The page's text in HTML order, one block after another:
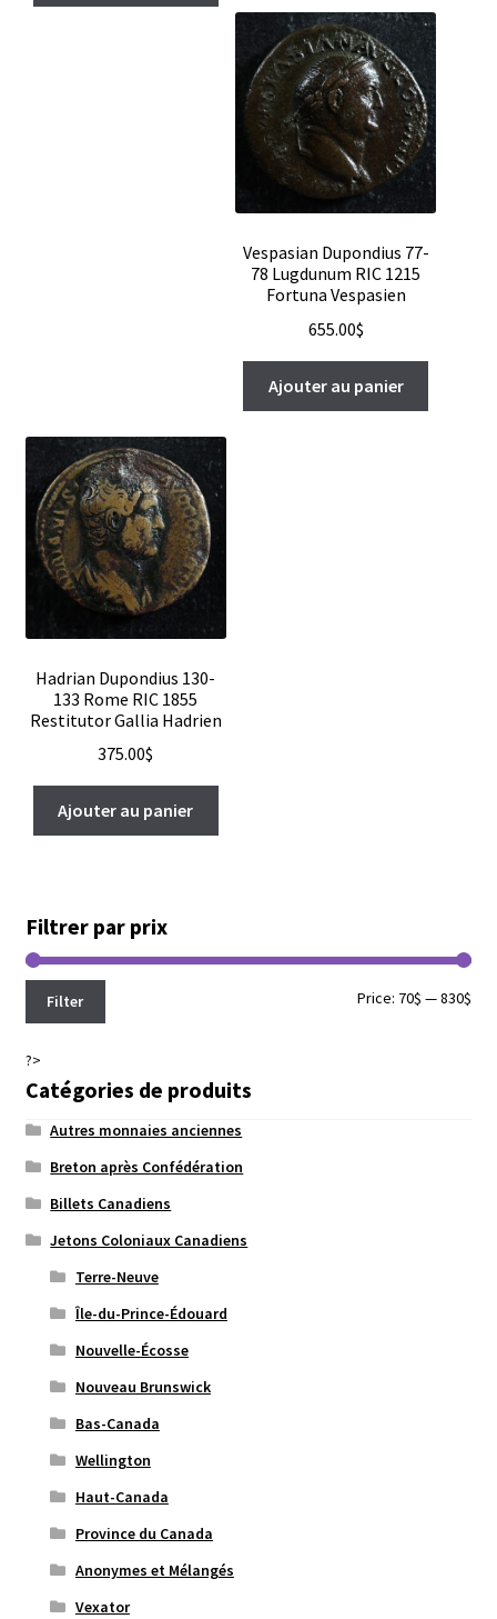
Vespasian Dupondius 77-
78 Lugdunum RIC 1215
Fortuna Vespasien
655.00$
Ajouter au panier
Hadrian Dupondius 130-
133 Rome RIC 1855
Restitutor Gallia Hadrien
375.00$
Ajouter au panier
Filtrer par prix
Filter Price: 70$ —830$
?>
Catégories de produits
Autres monnaies anciennes
Breton après Confédération
Billets Canadiens
Jetons Coloniaux Canadiens
Terre-Neuve
Île-du-Prince-Édouard
Nouvelle-Écosse
Nouveau Brunswick
Bas-Canada
Wellington
Haut-Canada
Province du Canada
Anonymes et Mélangés
Vexator